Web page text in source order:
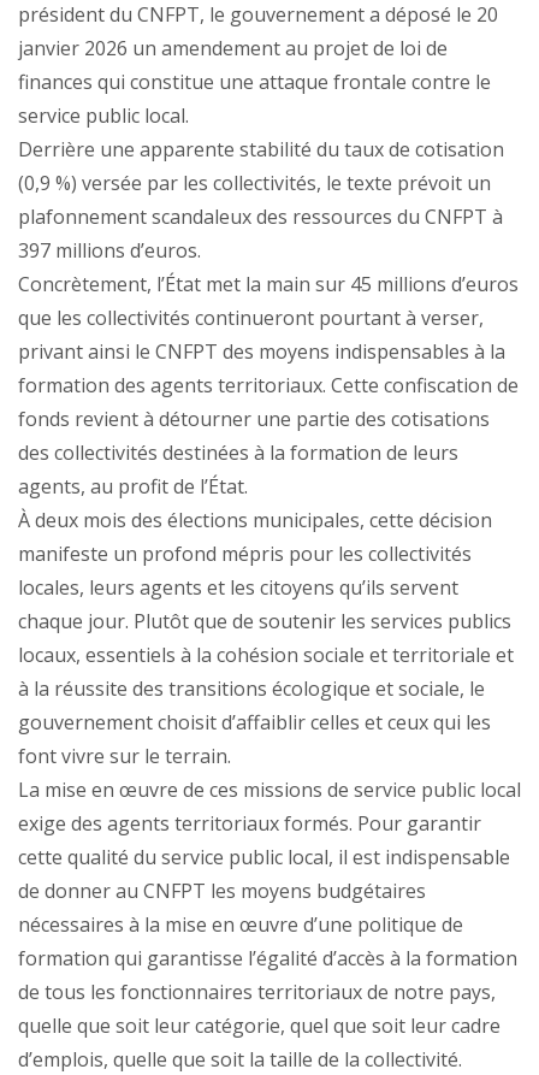
président du CNFPT, le gouvernement a déposé le 20
janvier 2026 un amendement au projet de loi de
finances qui constitue une attaque frontale contre le
service public local.
Derrière une apparente stabilité du taux de cotisation
(0,9 %) versée par les collectivités, le texte prévoit un
plafonnement scandaleux des ressources du CNFPT à
397 millions d’euros.
Concrètement, l’État met la main sur 45 millions d’euros
que les collectivités continueront pourtant à verser,
privant ainsi le CNFPT des moyens indispensables à la
formation des agents territoriaux. Cette confiscation de
fonds revient à détourner une partie des cotisations
des collectivités destinées à la formation de leurs
agents, au profit de l’État.
À deux mois des élections municipales, cette décision
manifeste un profond mépris pour les collectivités
locales, leurs agents et les citoyens qu’ils servent
chaque jour. Plutôt que de soutenir les services publics
locaux, essentiels à la cohésion sociale et territoriale et
à la réussite des transitions écologique et sociale, le
gouvernement choisit d’affaiblir celles et ceux qui les
font vivre sur le terrain.
La mise en œuvre de ces missions de service public local
exige des agents territoriaux formés. Pour garantir
cette qualité du service public local, il est indispensable
de donner au CNFPT les moyens budgétaires
nécessaires à la mise en œuvre d’une politique de
formation qui garantisse l’égalité d’accès à la formation
de tous les fonctionnaires territoriaux de notre pays,
quelle que soit leur catégorie, quel que soit leur cadre
d’emplois, quelle que soit la taille de la collectivité.